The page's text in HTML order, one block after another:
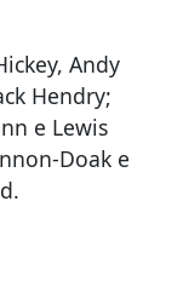
Andy
Hendry;
e Lewis
Doak e